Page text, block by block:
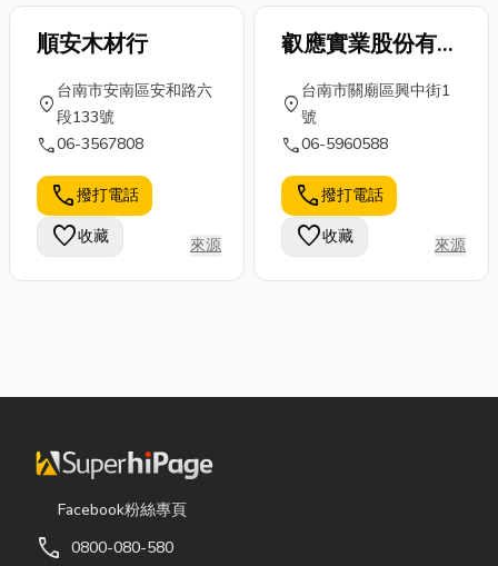
為客戶提供更廣泛的材
順安木材行
location_on
台南市安南區安和路六
段133號
call06-3567808
call撥打電話
favorite收藏 來源
叡應實業股份有限
公司
location_on
台南市關廟區興中街1
號
call06-5960588
call撥打電話
favorite收藏 來源
Facebook粉絲專頁
call 0800-080-580